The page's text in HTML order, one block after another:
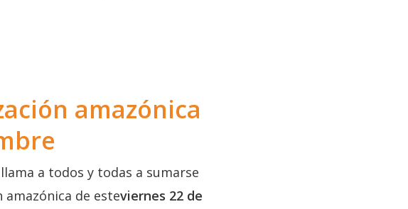
amazónica
a todos y todas a sumarse
de esteviernes 22 de